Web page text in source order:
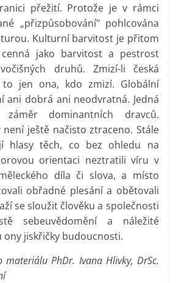
přežití. Protože je v rámci
„přizpůsobování" pohlcována
Kulturní barvitost je přitom
jako barvitost a pestrost
druhů. Zmizí-li česká
jen ona, kdo zmizí. Globální
ani dobrá ani neodvratná. Jedná
dominantních dravců.
ještě načisto ztraceno. Stále
hlasy těch, co bez ohledu na
orientaci neztratili víru v
díla či slova, a místo
obřadné plesání a obětovali
se sloužit člověku a společnosti
sebeuvědomění a náležité
ony jiskřičky budoucnosti.
materiálu PhDr. Ivana Hlivky, DrSc.